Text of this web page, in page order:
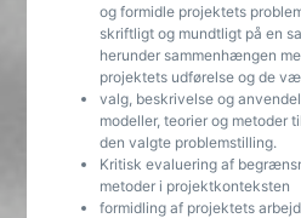
og formidle projektets
skriftligt og mundtligt på en
herunder sammenhængen
projektets udførelse og de
valg, beskrivelse og
modeller, teorier og metoder
den valgte problemstilling.
Kritisk evaluering af
metoder i projektkonteksten
formidling af projektets